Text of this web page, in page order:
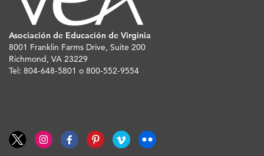
Asociación de Educación de Virginia
8001 Franklin Farms Drive, Suite 200
Richmond, VA 23229
Tel: 804-648-5801 o 800-552-9554